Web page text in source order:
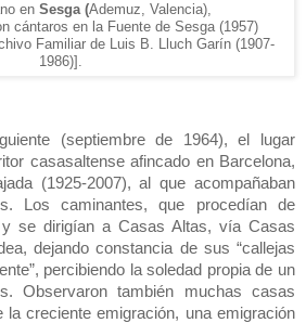
en Sesga (Ademuz, Valencia),
cántaros en la Fuente de Sesga (1957)
Familiar de Luis B. Lluch Garín (1907-
1986)].
(septiembre de 1964), el lugar
casasaltense afincado en Barcelona,
(1925-2007), al que acompañaban
Los caminantes, que procedían de
se dirigían a Casas Altas, vía Casas
dejando constancia de sus “callejas
percibiendo la soledad propia de un
Observaron también muchas casas
la creciente emigración, una emigración